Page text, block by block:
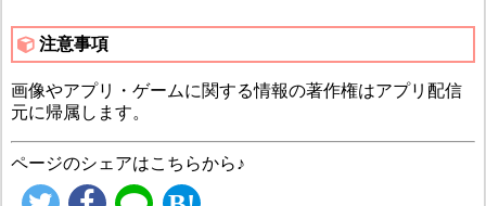
注意事項
画像やアプリ・ゲームに関する情報の著作権はアプリ配信
元に帰属します。
ページのシェアはこちらから♪